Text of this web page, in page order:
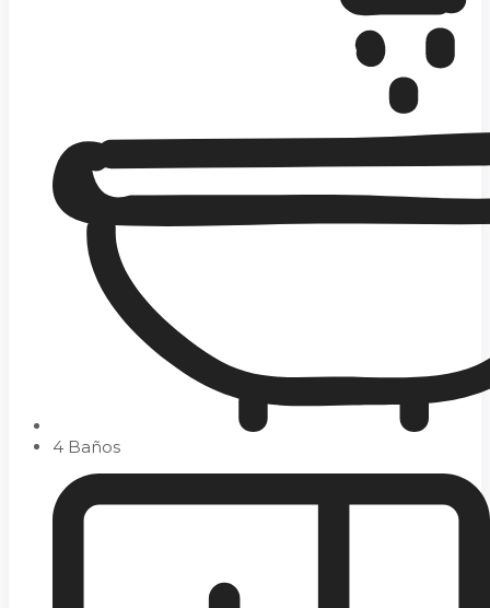
4 Baños